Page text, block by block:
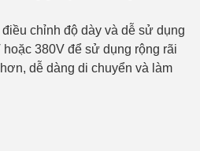
chỉnh độ dày và dễ sử dụng
380V để sử dụng rộng rãi
dễ dàng di chuyển và làm